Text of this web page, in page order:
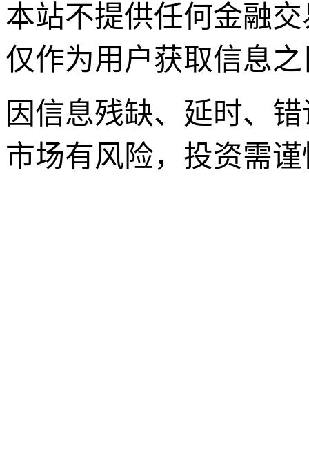
本站不提供任何金融
仅作为用户获取信息
因信息残缺、延时、
市场有风险，投资需